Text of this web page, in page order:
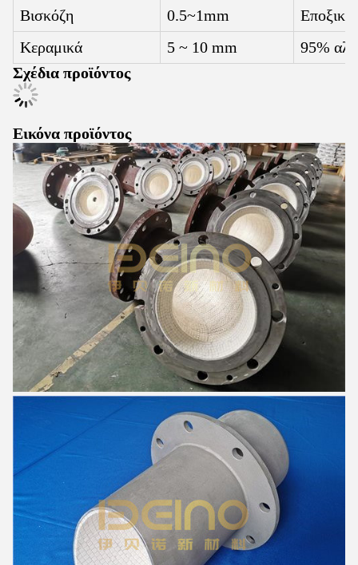
Βισκόζη 0.5~1mm
Εποξική
Κεραμικά
5 ~ 10 mm
95%
Σχέδια προϊόντος
Εικόνα προϊόντος